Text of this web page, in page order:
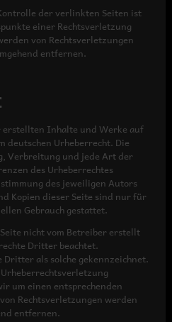
der verlinkten Seiten ist
einer Rechtsverletzung
von Rechtsverletzungen
entfernen.
Inhalte und Werke auf
deutschen Urheberrecht. Die
Verbreitung und jede Art der
des Urheberrechtes
des jeweiligen Autors
Kopien dieser Seite sind nur für
Gebrauch gestattet.
nicht vom Betreiber erstellt
Dritter beachtet.
als solche gekennzeichnet.
um einen entsprechenden
Rechtsverletzungen werden
entfernen.